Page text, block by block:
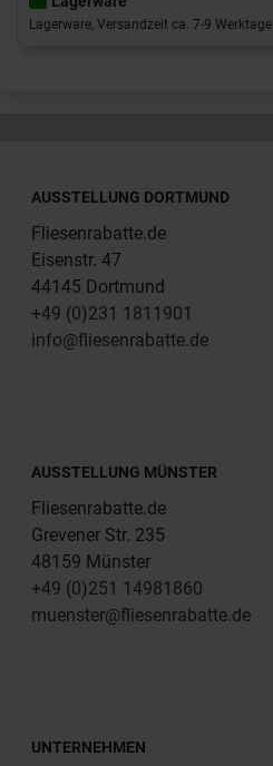
Lagerware, Versandzeit ca. 7-9 Werktage
AUSSTELLUNG DORTMUND
Fliesenrabatte.de
Eisenstr. 47
44145 Dortmund
+49 (0)231 1811901
info@fliesenrabatte.de
AUSSTELLUNG MÜNSTER
Fliesenrabatte.de
Grevener Str. 235
48159 Münster
+49 (0)251 14981860
muenster@fliesenrabatte.de
UNTERNEHMEN